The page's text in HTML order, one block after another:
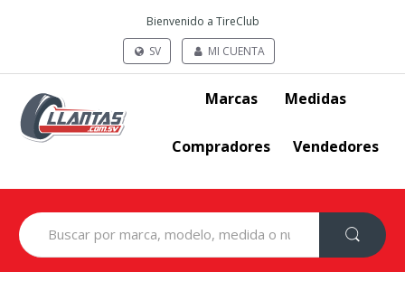
Bienvenido a TireClub
SV
MI CUENTA
Marcas Medidas
Compradores Vendedores
Search
for: